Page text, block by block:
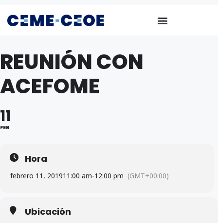
REUNIÓN CON
ACEFOME
11
FEB
Hora
febrero 11, 201911:00 am-12:00 pm (GMT+00:00)
Ubicación